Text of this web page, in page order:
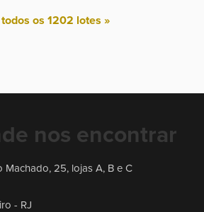
os 1202 lotes »
nos encontrar
Machado, 25, lojas A, B e C
- RJ